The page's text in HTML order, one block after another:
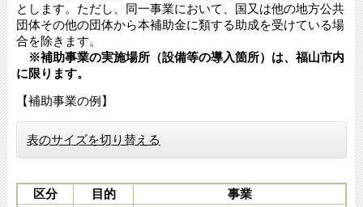
とします。ただし、同一事業において、国又は他の地方公共
団体その他の団体から本補助金に類する助成を受けている場
合を除きます。
※補助事業の実施場所（設備等の導入箇所）は、福山市内
に限ります。
【補助事業の例】
表のサイズを切り替える
区分 目的 事業